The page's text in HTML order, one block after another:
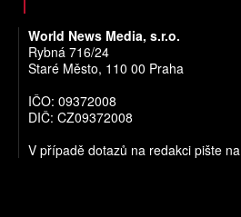
World News Media, s.r.o.
Rybná 716/24
Staré Město, 110 00 Praha
IČO: 09372008
DIČ: CZ09372008
V případě dotazů na redakci pište na